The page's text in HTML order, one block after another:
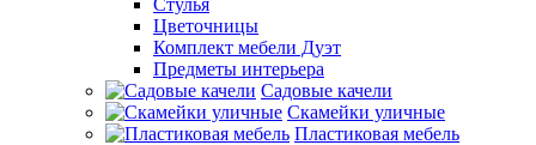
Стулья
Цветочницы
Комплект мебели Дуэт
Предметы интерьера
Садовые качели
Скамейки уличные
Пластиковая мебель